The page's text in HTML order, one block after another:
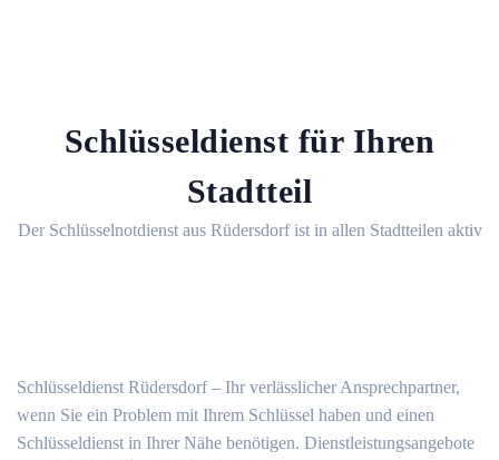
Schlüsseldienst für Ihren
Stadtteil
Der Schlüsselnotdienst aus Rüdersdorf ist in allen Stadtteilen aktiv
Schlüsseldienst Rüdersdorf – Ihr verlässlicher Ansprechpartner,
wenn Sie ein Problem mit Ihrem Schlüssel haben und einen
Schlüsseldienst in Ihrer Nähe benötigen. Dienstleistungsangebote